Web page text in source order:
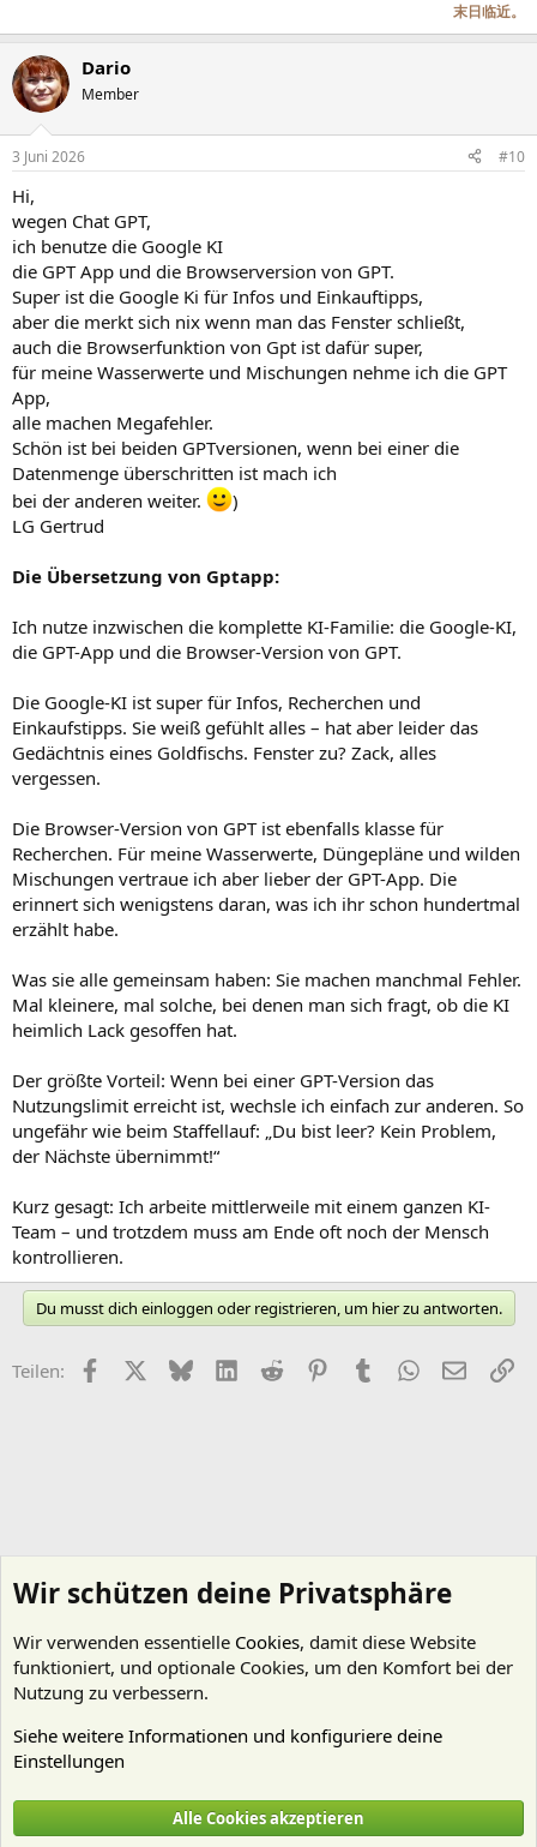
末日临近。
Dario
Member
3 Juni 2026 #10
Hi,
wegen Chat GPT,
ich benutze die Google KI
die GPT App und die Browserversion von GPT.
Super ist die Google Ki für Infos und Einkauftipps,
aber die merkt sich nix wenn man das Fenster schließt,
auch die Browserfunktion von Gpt ist dafür super,
für meine Wasserwerte und Mischungen nehme ich die GPT
App,
alle machen Megafehler.
Schön ist bei beiden GPTversionen, wenn bei einer die
Datenmenge überschritten ist mach ich
bei der anderen weiter.
)
LG Gertrud
Die Übersetzung von Gptapp:
Ich nutze inzwischen die komplette KI-Familie: die Google-KI,
die GPT-App und die Browser-Version von GPT.
Die Google-KI ist super für Infos, Recherchen und
Einkaufstipps. Sie weiß gefühlt alles – hat aber leider das
Gedächtnis eines Goldfischs. Fenster zu? Zack, alles
vergessen.
Die Browser-Version von GPT ist ebenfalls klasse für
Recherchen. Für meine Wasserwerte, Düngepläne und wilden
Mischungen vertraue ich aber lieber der GPT-App. Die
erinnert sich wenigstens daran, was ich ihr schon hundertmal
erzählt habe.
Was sie alle gemeinsam haben: Sie machen manchmal Fehler.
Mal kleinere, mal solche, bei denen man sich fragt, ob die KI
heimlich Lack gesoffen hat.
Der größte Vorteil: Wenn bei einer GPT-Version das
Nutzungslimit erreicht ist, wechsle ich einfach zur anderen. So
ungefähr wie beim Staffellauf: „Du bist leer? Kein Problem,
der Nächste übernimmt!“
Kurz gesagt: Ich arbeite mittlerweile mit einem ganzen KI-
Team – und trotzdem muss am Ende oft noch der Mensch
kontrollieren.
Du musst dich einloggen oder registrieren, um hier zu antworten.
Teilen: FacebookX (Twitter)
BlueskyLinkedIn
Reddit PinterestTumblr WhatsApp
E-Mail
Cookies Deutsch (Du)
Wir schützen deine Privatsphäre
Wir verwenden essentielle Cookies, damit diese Website
funktioniert, und optionale Cookies, um den Komfort bei der
Nutzung zu verbessern.
Siehe weitere Informationen und konfiguriere deine
Einstellungen
Alle Cookies akzeptieren